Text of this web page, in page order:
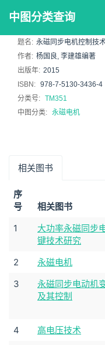
中图分类查询
题名: 永磁同步电机控制技
作者: 杨国良, 李建雄编著
出版年: 2015
ISBN: 978-7-5130-3436-4
分类号: TM351
中图分类: 永磁电机
相关图书
序
号
相关图书
1
大功率永磁同步
键技术研究
2 永磁电机
3
永磁同步电动机
及其控制
4 高电压技术